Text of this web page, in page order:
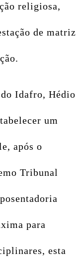
religiosa,
de matriz
Idafro, Hédio
um
após o
Tribunal
para
esta